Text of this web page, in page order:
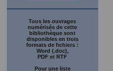
Tous les ouvrages
numérisés de cette
bibliothèque sont
disponibles en trois
formats de fichiers :
Word (.doc),
PDF et RTF
Pour une liste